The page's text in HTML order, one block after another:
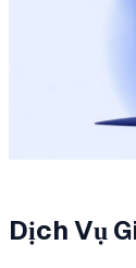
Dịch Vụ